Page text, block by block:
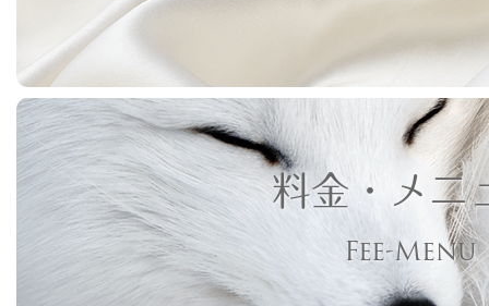
料金・メニ
Fee-Menu